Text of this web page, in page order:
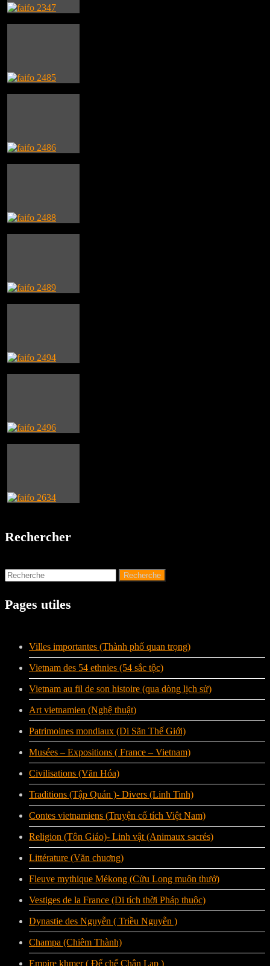
Rechercher
Pages utiles
Villes importantes (Thành phố quan trọng)
Vietnam des 54 ethnies (54 sắc tộc)
Vietnam au fil de son histoire (qua dòng lịch sử)
Art vietnamien (Nghệ thuật)
Patrimoines mondiaux (Di Sãn Thế Giới)
Musées – Expositions ( France – Vietnam)
Civilisations (Văn Hóa)
Traditions (Tập Quán )- Divers (Linh Tinh)
Contes vietnamiens (Truyện cổ tích Việt Nam)
Religion (Tôn Giáo)- Linh vật (Animaux sacrés)
Littérature (Văn chuơng)
Fleuve mythique Mékong (Cửu Long muôn thưở)
Vestiges de la France (Di tích thời Pháp thuộc)
Dynastie des Nguyễn ( Triều Nguyễn )
Champa (Chiêm Thành)
Empire khmer ( Đế chế Chân Lạp )